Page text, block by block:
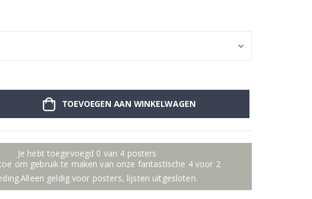
TOEVOEGEN AAN WINKELWAGEN
Je hebt toegevoegd 0 van 4 posters
om gebruik te maken van onze fantastische 4 voor 2
geldig voor posters, lijsten uitgesloten.